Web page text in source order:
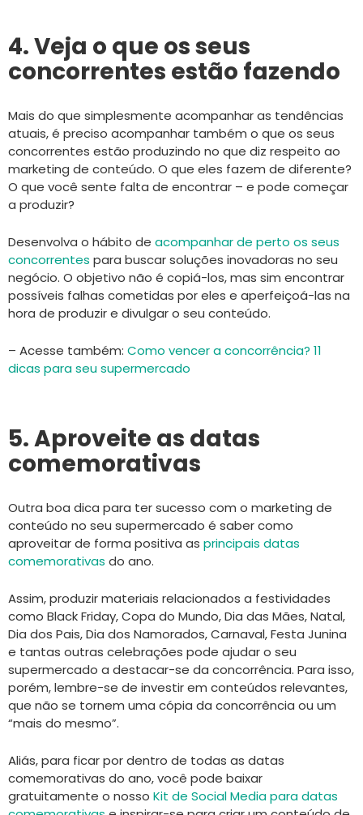
4. Veja o que os seus
concorrentes estão fazendo
Mais do que simplesmente acompanhar as tendências
atuais, é preciso acompanhar também o que os seus
concorrentes estão produzindo no que diz respeito ao
marketing de conteúdo. O que eles fazem de diferente?
O que você sente falta de encontrar – e pode começar
a produzir?
Desenvolva o hábito de acompanhar de perto os seus
concorrentes para buscar soluções inovadoras no seu
negócio. O objetivo não é copiá-los, mas sim encontrar
possíveis falhas cometidas por eles e aperfeiçoá-las na
hora de produzir e divulgar o seu conteúdo.
– Acesse também: Como vencer a concorrência? 11
dicas para seu supermercado
5. Aproveite as datas
comemorativas
Outra boa dica para ter sucesso com o marketing de
conteúdo no seu supermercado é saber como
aproveitar de forma positiva as principais datas
comemorativas do ano.
Assim, produzir materiais relacionados a festividades
como Black Friday, Copa do Mundo, Dia das Mães, Natal,
Dia dos Pais, Dia dos Namorados, Carnaval, Festa Junina
e tantas outras celebrações pode ajudar o seu
supermercado a destacar-se da concorrência. Para isso,
porém, lembre-se de investir em conteúdos relevantes,
que não se tornem uma cópia da concorrência ou um
“mais do mesmo”.
Aliás, para ficar por dentro de todas as datas
comemorativas do ano, você pode baixar
gratuitamente o nosso Kit de Social Media para datas